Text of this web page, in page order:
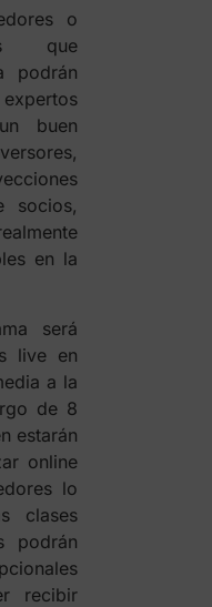
o
que
podrán
buen
socios,
en la
será
live en
a la
de 8
estarán
online
lo
clases
podrán
recibir